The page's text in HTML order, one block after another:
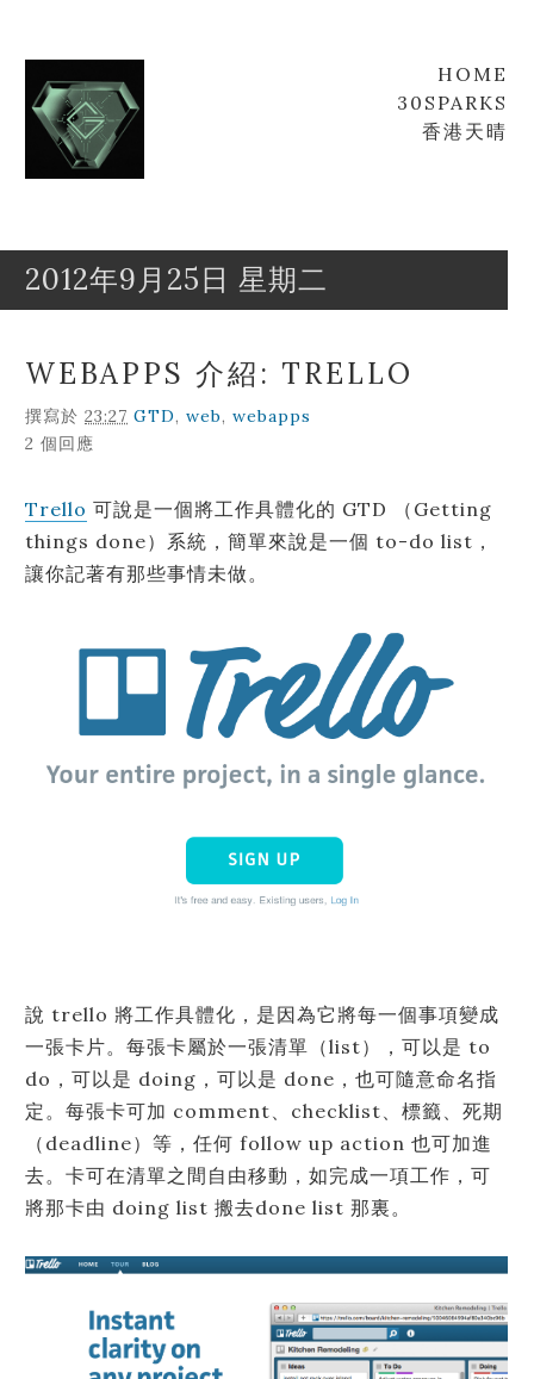
Goofyz
HOME
30SPARKS
香港天晴
2012年9月25日 星期二
WEBAPPS 介紹: TRELLO
撰寫於23:27 GTD,web,webapps
2 個回應
Trello 可說是一個將工作具體化的 GTD （Getting
things done）系統，簡單來說是一個 to-do list，
讓你記著有那些事情未做。
說 trello 將工作具體化，是因為它將每一個事項變成
一張卡片。每張卡屬於一張清單（list），可以是 to
do，可以是 doing，可以是 done，也可隨意命名指
定。每張卡可加 comment、checklist、標籤、死期
（deadline）等，任何 follow up action 也可加進
去。卡可在清單之間自由移動，如完成一項工作，可
將那卡由 doing list 搬去done list 那裏。